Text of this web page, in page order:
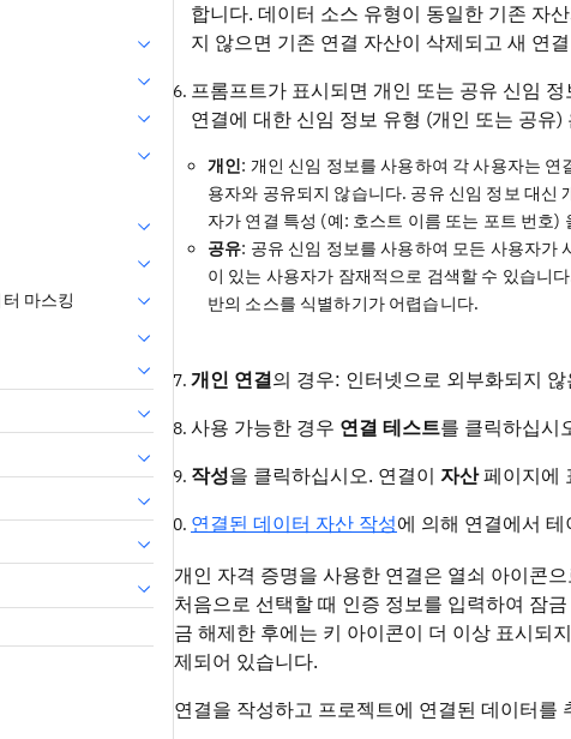
마스킹
합니다. 데이터 소스 유형이 동일한 기존 자
지 않으면 기존 연결 자산이 삭제되고 새 연
프롬프트가 표시되면 개인 또는 공유 신임
연결에 대한 신임 정보 유형 (개인 또는 공유)
개인: 개인 신임 정보를 사용하여 각 사용자는
용자와 공유되지 않습니다. 공유 신임 정보 대신
자가 연결 특성 (예: 호스트 이름 또는 포트 번호
공유: 공유 신임 정보를 사용하여 모든 사용자가
이 있는 사용자가 잠재적으로 검색할 수 있습니
반의 소스를 식별하기가 어렵습니다.
개인 연결의 경우: 인터넷으로 외부화되지
사용 가능한 경우 연결 테스트를 클릭하십시
작성을 클릭하십시오. 연결이 자산페이지에
연결된 데이터 자산 작성에 의해 연결에서
개인 자격 증명을 사용한 연결은 열쇠 아이콘
처음으로 선택할 때 인증 정보를 입력하여 잠
금 해제한 후에는 키 아이콘이 더 이상 표시되
제되어 있습니다.
연결을 작성하고 프로젝트에 연결된 데이터를